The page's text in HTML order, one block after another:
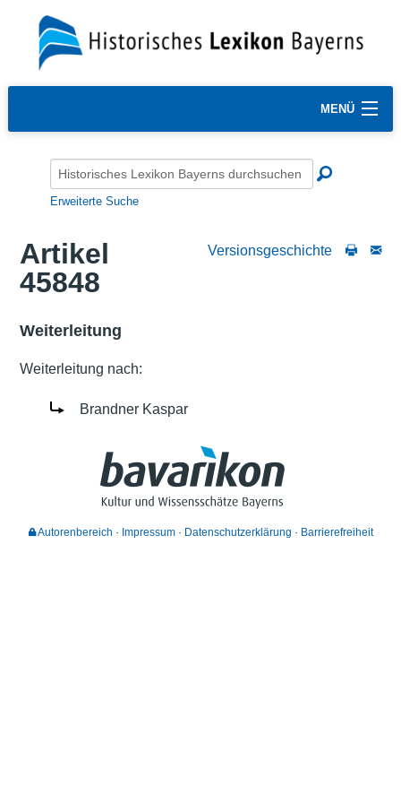
MENÜ
Erweiterte Suche
Versionsgeschichte
Artikel
45848
Weiterleitung
Weiterleitung nach:
Brandner Kaspar
Autorenbereich Impressum Datenschutzerklärung Barrierefreiheit